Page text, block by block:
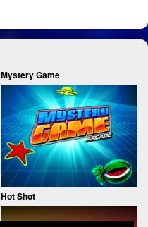
Mystery Game
Hot Shot